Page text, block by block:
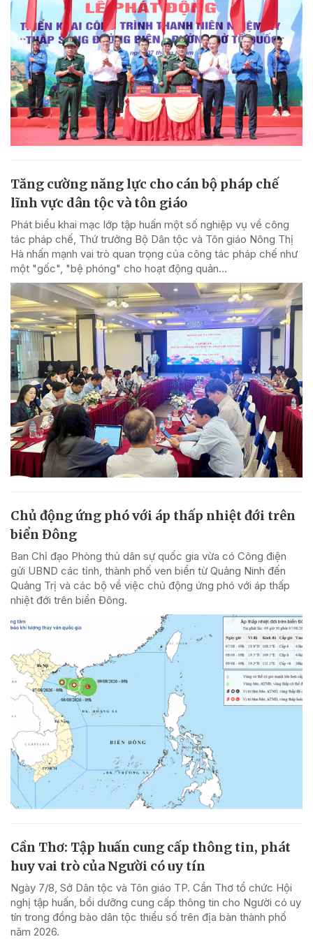
Tăng cường năng lực cho cán bộ pháp chế
lĩnh vực dân tộc và tôn giáo
Phát biểu khai mạc lớp tập huấn một số nghiệp vụ về công
tác pháp chế, Thứ trưởng Bộ Dân tộc và Tôn giáo Nông Thị
Hà nhấn mạnh vai trò quan trọng của công tác pháp chế như
một "gốc", "bệ phóng" cho hoạt động quản...
Chủ động ứng phó với áp thấp nhiệt đới trên
biển Đông
Ban Chỉ đạo Phòng thủ dân sự quốc gia vừa có Công điện
gửi UBND các tỉnh, thành phố ven biển từ Quảng Ninh đến
Quảng Trị và các bộ về việc chủ động ứng phó với áp thấp
nhiệt đới trên biển Đông.
Cần Thơ: Tập huấn cung cấp thông tin, phát
huy vai trò của Người có uy tín
Ngày 7/8, Sở Dân tộc và Tôn giáo TP. Cần Thơ tổ chức Hội
nghị tập huấn, bồi dưỡng cung cấp thông tin cho Người có uy
tín trong đồng bào dân tộc thiểu số trên địa bàn thành phố
năm 2026.